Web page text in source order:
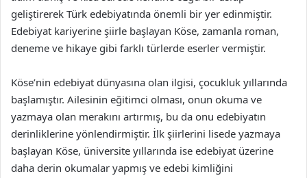
geliştirerek Türk edebiyatında önemli bir yer edinmiştir.
Edebiyat kariyerine şiirle başlayan Köse, zamanla roman,
deneme ve hikaye gibi farklı türlerde eserler vermiştir.
Köse’nin edebiyat dünyasına olan ilgisi, çocukluk yıllarında
başlamıştır. Ailesinin eğitimci olması, onun okuma ve
yazmaya olan merakını artırmış, bu da onu edebiyatın
derinliklerine yönlendirmiştir. İlk şiirlerini lisede yazmaya
başlayan Köse, üniversite yıllarında ise edebiyat üzerine
daha derin okumalar yapmış ve edebi kimliğini